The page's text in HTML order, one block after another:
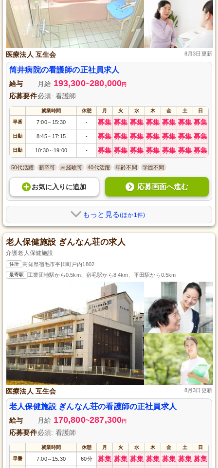
医療法人 互生会 8月3日更新
筒井病院の看護師の正社員求人
給与 月給 193,300~280,000円
応募要件必須: 看護師
就業時間 休憩 月 火 水 木 金 土 日
早番 7:00～ 15:30 - 募集 募集 募集 募集 募集 募集 募集
日勤 8:45～ 17:15 - 募集 募集 募集 募集 募集 募集 募集
日勤 10:30～ 19:00 - 募集 募集 募集 募集 募集 募集 募集
50代活躍 新卒可 未経験可 40代活躍 年齢不問 学歴不問
お気に入り に追加 応募画面へ進む
もっと見る(ほか1件)
老人保健施設 ぎんなん荘の求人
介護老人保健施設
住所 高知県宿毛市平田町戸内1802
最寄駅 工業団地駅から0.5km、宿毛駅から8.4km、平田駅から0.5km
医療法人 互生会 8月3日更新
老人保健施設 ぎんなん荘の看護師の正社員求人
給与 月給 170,800~287,300円
応募要件必須: 看護師
就業時間 休憩 月 火 水 木 金 土 日
早番 7:00～ 15:30 60分 募集 募集 募集 募集 募集 募集 募集